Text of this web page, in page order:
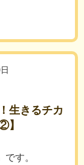
生きるチカ
】
す。